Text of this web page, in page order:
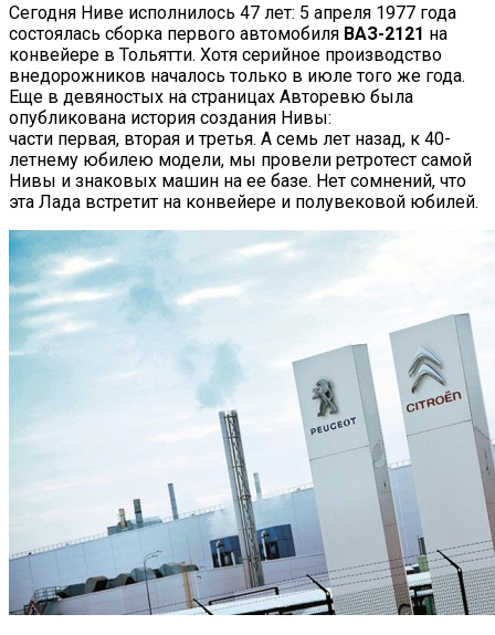
Сегодня Ниве исполнилось 47 лет: 5 апреля 1977 года
состоялась сборка первого автомобиля ВАЗ-2121 на
конвейере в Тольятти. Хотя серийное производство
внедорожников началось только в июле того же года.
Еще в девяностых на страницах Авторевю была
опубликована история создания Нивы:
части первая, вторая и третья. А семь лет назад, к 40-
летнему юбилею модели, мы провели ретротест самой
Нивы и знаковых машин на ее базе. Нет сомнений, что
эта Лада встретит на конвейере и полувековой юбилей.